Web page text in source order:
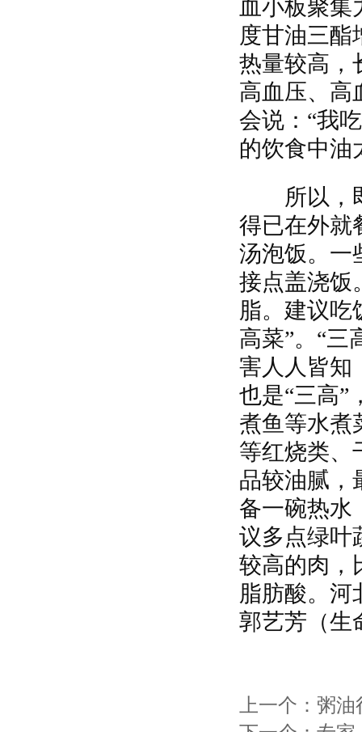
血小板聚集
度甘油三酯
热量较高，
高血压、高
会说：“我
的饮食中油
所以，即
得已在外就
汤泡饭。一
接点盖浇饭
脂。建议吃
高菜”。“三
害人人皆知
也是“三高”
煮鱼等水煮
等红烧类、
品较油腻，
备一碗热水
议多点绿叶
较高的肉，
脂肪酸。 河
郭艺芳 （
上一个： 粥油